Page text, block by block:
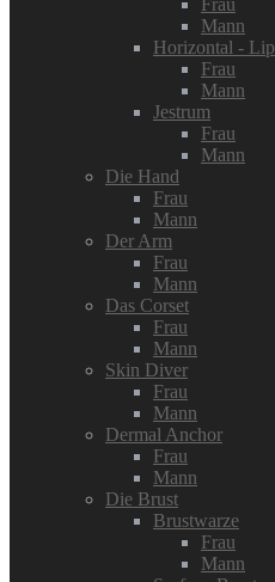
Frau
Mann
Horizontal - Lip
Frau
Mann
Jestrum
Frau
Mann
Die Hand
Frau
Mann
Der Arm
Frau
Mann
Das Corset
Frau
Mann
Skin Diver
Frau
Mann
Dermal Anchor
Frau
Mann
Die Brust
Brustwarze
Frau
Mann